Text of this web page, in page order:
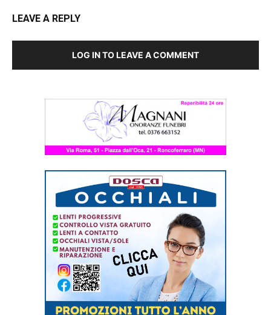
LEAVE A REPLY
LOG IN TO LEAVE A COMMENT